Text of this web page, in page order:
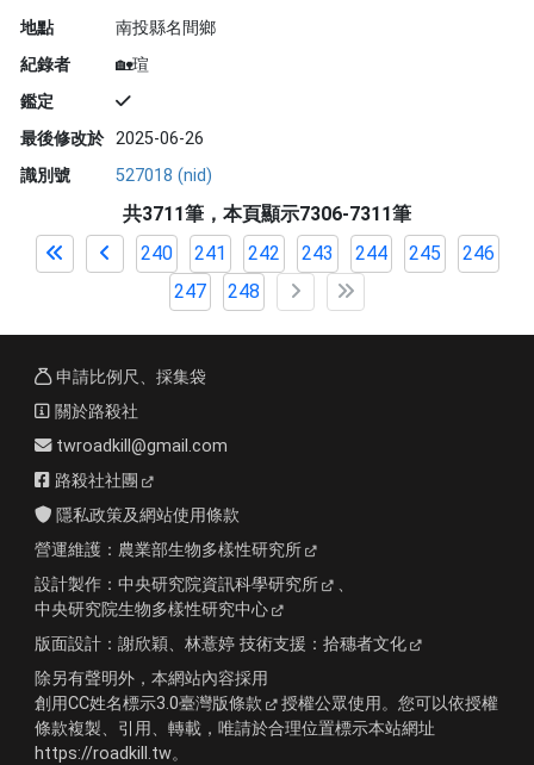
地點
南投縣名間鄉
紀錄者
🏡瑄
鑑定
最後修改於 2025-06-26
識別號
527018 (nid)
共3711筆，本頁顯示7306-7311筆
240
241 242 243 244 245
246
247
248
申請比例尺、採集袋
關於路殺社
twroadkill@gmail.com
路殺社社團
隱私政策及網站使用條款
營運維護： 農業部生物多樣性研究所
設計製作： 中央研究院資訊科學研究所
、
中央研究院生物多樣性研究中心
版面設計： 謝欣穎、林薏婷 技術支援： 拾穗者文化
除另有聲明外，本網站內容採用
創用CC姓名標示3.0臺灣版條款
授權公眾使用。您可以依授權
條款複製、引用、轉載，唯請於合理位置標示本站網址
https://roadkill.tw。